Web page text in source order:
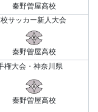
秦野曽屋高校
サッカー新人大会
秦野曽屋高校
権大会・神奈川県
秦野曽屋高校